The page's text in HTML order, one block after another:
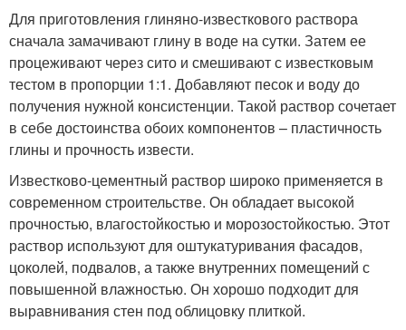
Для приготовления глиняно-известкового раствора
сначала замачивают глину в воде на сутки. Затем ее
процеживают через сито и смешивают с известковым
тестом в пропорции 1:1. Добавляют песок и воду до
получения нужной консистенции. Такой раствор сочетает
в себе достоинства обоих компонентов – пластичность
глины и прочность извести.
Известково-цементный раствор широко применяется в
современном строительстве. Он обладает высокой
прочностью, влагостойкостью и морозостойкостью. Этот
раствор используют для оштукатуривания фасадов,
цоколей, подвалов, а также внутренних помещений с
повышенной влажностью. Он хорошо подходит для
выравнивания стен под облицовку плиткой.